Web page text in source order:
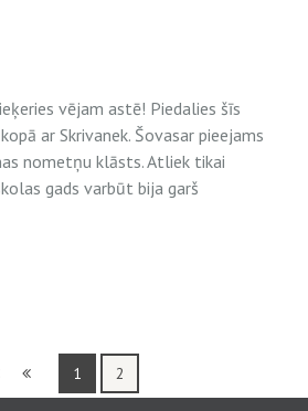
vējam astē! Piedalies šīs
ar Skrivanek. Šovasar pieejams
nometņu klāsts. Atliek tikai
gads varbūt bija garš
1 2